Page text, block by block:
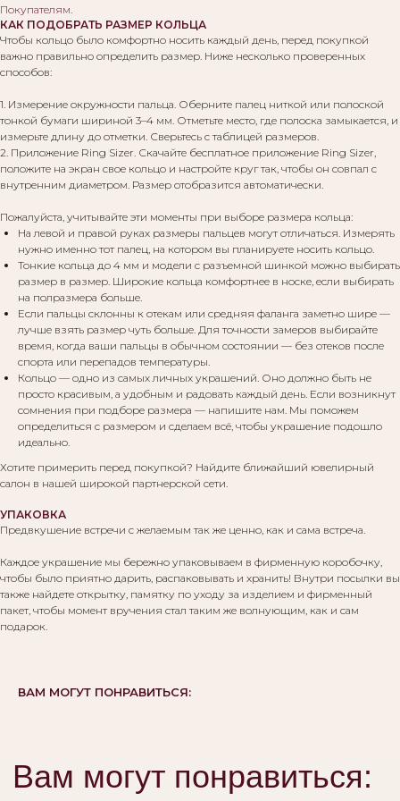
Покупателям.
КАК ПОДОБРАТЬ РАЗМЕР КОЛЬЦА
Чтобы кольцо было комфортно носить каждый день, перед покупкой
важно правильно определить размер. Ниже несколько проверенных
способов:
1. Измерение окружности пальца. Оберните палец ниткой или полоской
тонкой бумаги шириной 3–4 мм. Отметьте место, где полоска замыкается, и
измерьте длину до отметки. Сверьтесь с таблицей размеров.
2. Приложение Ring Sizer. Скачайте бесплатное приложение Ring Sizer,
положите на экран свое кольцо и настройте круг так, чтобы он совпал с
внутренним диаметром. Размер отобразится автоматически.
Пожалуйста, учитывайте эти моменты при выборе размера кольца:
На левой и правой руках размеры пальцев могут отличаться. Измерять
нужно именно тот палец, на котором вы планируете носить кольцо.
Тонкие кольца до 4 мм и модели с разъемной шинкой можно выбирать
размер в размер. Широкие кольца комфортнее в носке, если выбирать
на полразмера больше.
Если пальцы склонны к отекам или средняя фаланга заметно шире —
лучше взять размер чуть больше. Для точности замеров выбирайте
время, когда ваши пальцы в обычном состоянии — без отеков после
спорта или перепадов температуры.
Кольцо — одно из самых личных украшений. Оно должно быть не
просто красивым, а удобным и радовать каждый день. Если возникнут
сомнения при подборе размера — напишите нам. Мы поможем
определиться с размером и сделаем всё, чтобы украшение подошло
идеально.
Хотите примерить перед покупкой? Найдите ближайший ювелирный
салон в нашей широкой партнерской сети.
УПАКОВКА
Предвкушение встречи с желаемым так же ценно, как и сама встреча.
Каждое украшение мы бережно упаковываем в фирменную коробочку,
чтобы было приятно дарить, распаковывать и хранить! Внутри посылки вы
также найдете открытку, памятку по уходу за изделием и фирменный
пакет, чтобы момент вручения стал таким же волнующим, как и сам
подарок.
ВАМ МОГУТ ПОНРАВИТЬСЯ: